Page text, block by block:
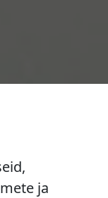
ja